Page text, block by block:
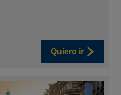
Quiero ir